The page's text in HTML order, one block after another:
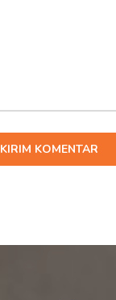
KIRIM KOMENTAR